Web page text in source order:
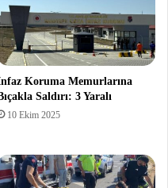
Koruma Memurlarına
Saldırı: 3 Yaralı
10 Ekim 2025